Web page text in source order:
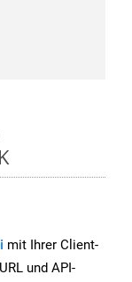
mit Ihrer Client-
und API-